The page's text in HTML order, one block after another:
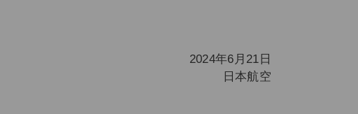
2024年6月21日
日本航空